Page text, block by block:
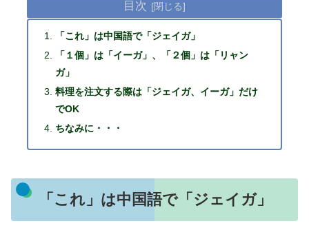
目次
「これ」は中国語で「ジェイガ」
「１個」は「イーガ」、「２個」は「リャン
ガ」
料理を注文する際は「ジェイガ、イーガ」だけ
でOK
ちなみに・・・
「これ」は中国語で「ジェイガ」